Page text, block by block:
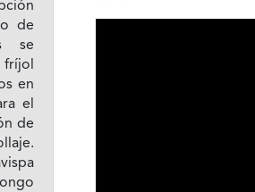
de
se
en
el
de